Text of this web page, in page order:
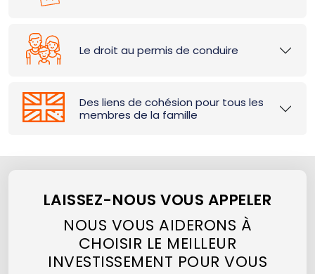
Le droit au permis de conduire
Des liens de cohésion pour tous les
membres de la famille
LAISSEZ-NOUS VOUS APPELER
NOUS VOUS AIDERONS À
CHOISIR LE MEILLEUR
INVESTISSEMENT POUR VOUS